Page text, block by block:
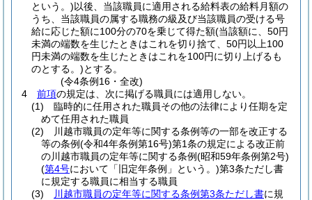
という。)以後、当該職員に適用される給料表の給料月額の
うち、当該職員の属する職務の級及び当該職員の受ける号
給に応じた額に100分の70を乗じて得た額(当該額に、50円
未満の端数を生じたときはこれを切り捨て、50円以上100
円未満の端数を生じたときはこれを100円に切り上げるも
のとする。)とする。
(令4条例16・全改)
4
前項の規定は、次に掲げる職員には適用しない。
(1)
臨時的に任用された職員その他の法律により任期を定
めて任用された職員
(2)
川越市職員の定年等に関する条例等の一部を改正する
等の条例(令和4年条例第16号)第1条の規定による改正前
の川越市職員の定年等に関する条例(昭和59年条例第2号)
(第4号において「旧定年条例」という。)第3条ただし書
に規定する職員に相当する職員
(3)
川越市職員の定年等に関する条例第3条ただし書に規